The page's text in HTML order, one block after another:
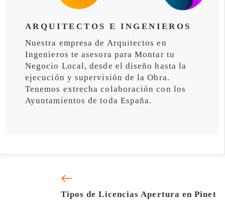
ARQUITECTOS E INGENIEROS
Nuestra empresa de Arquitectos en
Ingenieros te asesora para Montar tu
Negocio Local, desde el diseño hasta la
ejecución y supervisión de la Obra.
Tenemos extrecha colaboración con los
Ayuntamientos de toda España.
Tipos de Licencias Apertura en Pinet